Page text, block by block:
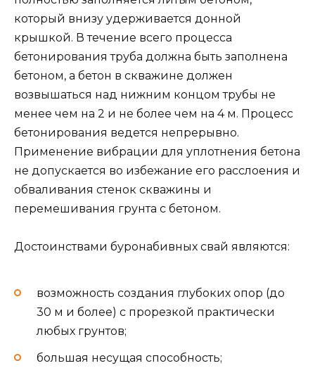
который внизу удерживается донной
крышкой. В течение всего процесса
бетонирования труба должна быть заполнена
бетоном, а бетон в скважине должен
возвышаться над нижним концом трубы не
менее чем на 2 и не более чем на 4 м. Процесс
бетонирования ведется непрерывно.
Применение вибрации для уплотнения бетона
не допускается во избежание его расслоения и
обваливания стенок скважины и
перемешивания грунта с бетоном.
Достоинствами буронабивных свай являются:
возможность создания глубоких опор (до
30 м и более) с прорезкой практически
любых грунтов;
большая несущая способность;